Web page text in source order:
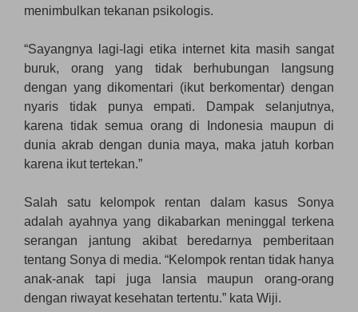
menimbulkan tekanan psikologis.
“Sayangnya lagi-lagi etika internet kita masih sangat
buruk, orang yang tidak berhubungan langsung
dengan yang dikomentari (ikut berkomentar) dengan
nyaris tidak punya empati. Dampak selanjutnya,
karena tidak semua orang di Indonesia maupun di
dunia akrab dengan dunia maya, maka jatuh korban
karena ikut tertekan.”
Salah satu kelompok rentan dalam kasus Sonya
adalah ayahnya yang dikabarkan meninggal terkena
serangan jantung akibat beredarnya pemberitaan
tentang Sonya di media. “Kelompok rentan tidak hanya
anak-anak tapi juga lansia maupun orang-orang
dengan riwayat kesehatan tertentu.” kata Wiji.